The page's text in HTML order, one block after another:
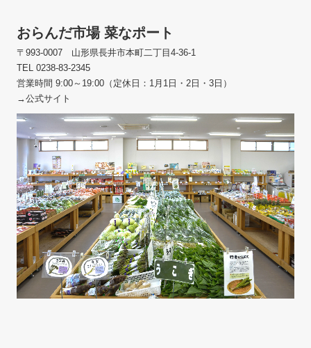
おらんだ市場 菜なポート
〒993-0007 山形県長井市本町二丁目4-36-1
TEL 0238-83-2345
営業時間 9:00～19:00（定休日：1月1日・2日・3日）
→公式サイト